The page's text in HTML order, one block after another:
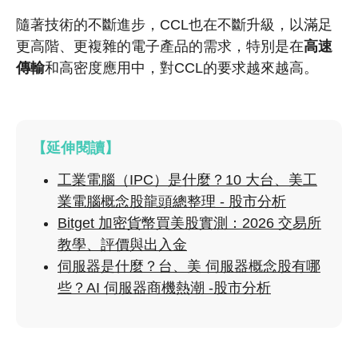
隨著技術的不斷進步，CCL也在不斷升級，以滿足
更高階、更複雜的電子產品的需求，特別是在高速
傳輸和高密度應用中，對CCL的要求越來越高。
【延伸閱讀】
工業電腦（IPC）是什麼？10 大台、美工
業電腦概念股龍頭總整理 - 股市分析
Bitget 加密貨幣買美股實測：2026 交易所
教學、評價與出入金
伺服器是什麼？台、美 伺服器概念股有哪
些？AI 伺服器商機熱潮 -股市分析